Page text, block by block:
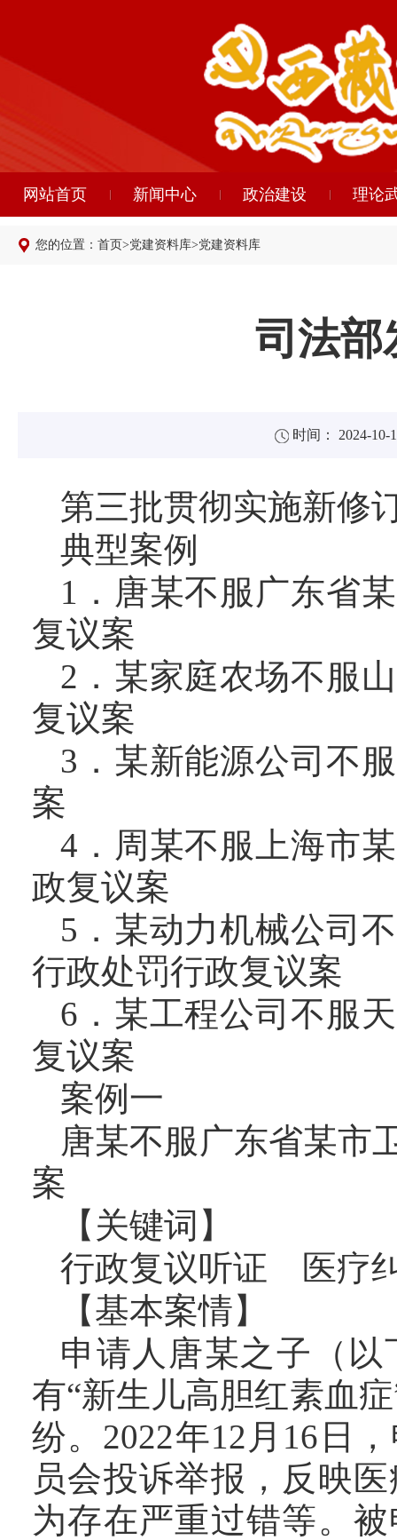
网站首页 新闻中心 政治建设 理论
您的位置： 首页>党建资料库>党建资料库
司法部
时间： 2024-10-
第三批贯彻实施新修
典型案例
1．唐某不服广东省
复议案
2．某家庭农场不服
复议案
3．某新能源公司不
案
4．周某不服上海市
政复议案
5．某动力机械公司
行政处罚行政复议案
6．某工程公司不服
复议案
案例一
唐某不服广东省某市
案
【关键词】
行政复议听证 医疗
【基本案情】
申请人唐某之子（
有“新生儿高胆红素血
纷。2022年12月16日
员会投诉举报，反映
为存在严重过错等。